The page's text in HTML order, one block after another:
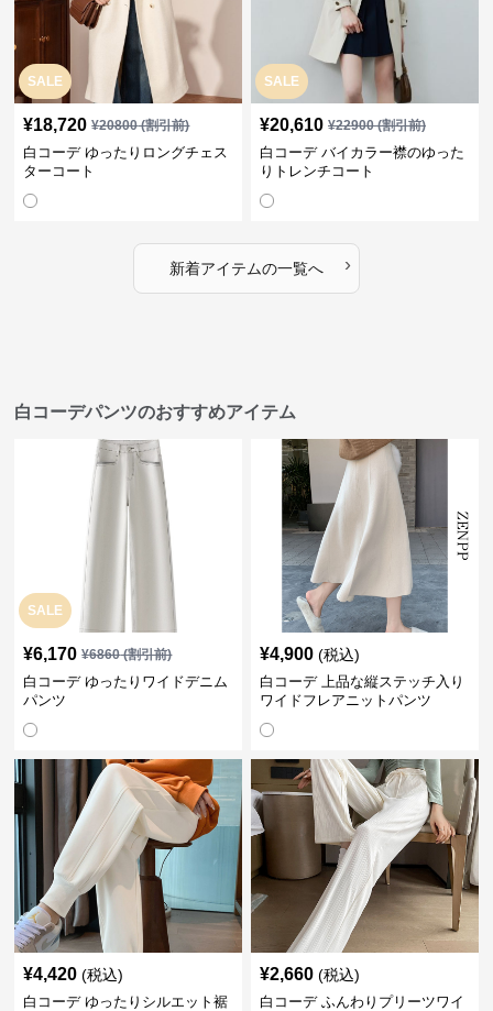
SALE
¥18,720 ¥20800(割引前)
白コーデ ゆったりロングチェス
ターコート
SALE
¥20,610 ¥22900(割引前)
白コーデ バイカラー襟のゆった
りトレンチコート
新着アイテムの一覧へ ›
白コーデパンツのおすすめアイテム
SALE
¥6,170 ¥6860(割引前)
白コーデ ゆったりワイドデニム
パンツ
¥4,900 (税込)
白コーデ 上品な縦ステッチ入り
ワイドフレアニットパンツ
¥4,420 (税込)
白コーデ ゆったりシルエット裾
¥2,660 (税込)
白コーデ ふんわりプリーツワイ